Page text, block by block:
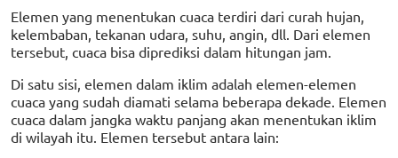
Elemen yang menentukan cuaca terdiri dari curah hujan,
kelembaban, tekanan udara, suhu, angin, dll. Dari elemen
tersebut, cuaca bisa diprediksi dalam hitungan jam.
Di satu sisi, elemen dalam iklim adalah elemen-elemen
cuaca yang sudah diamati selama beberapa dekade. Elemen
cuaca dalam jangka waktu panjang akan menentukan iklim
di wilayah itu. Elemen tersebut antara lain: